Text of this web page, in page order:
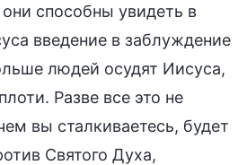
способны увидеть в
введение в заблуждение
людей осудят Иисуса,
Разве все это не
вы сталкиваетесь, будет
Святого Духа,